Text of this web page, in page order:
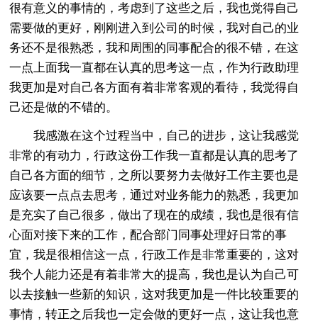
很有意义的事情的，考虑到了这些之后，我也觉得自己
需要做的更好，刚刚进入到公司的时候，我对自己的业
务还不是很熟悉，我和周围的同事配合的很不错，在这
一点上面我一直都在认真的思考这一点，作为行政助理
我更加是对自己各方面有着非常客观的看待，我觉得自
己还是做的不错的。
我感激在这个过程当中，自己的进步，这让我感觉
非常的有动力，行政这份工作我一直都是认真的思考了
自己各方面的细节，之所以要努力去做好工作主要也是
应该要一点点去思考，通过对业务能力的熟悉，我更加
是充实了自己很多，做出了现在的成绩，我也是很有信
心面对接下来的工作，配合部门同事处理好日常的事
宜，我是很相信这一点，行政工作是非常重要的，这对
我个人能力还是有着非常大的提高，我也是认为自己可
以去接触一些新的知识，这对我更加是一件比较重要的
事情，转正之后我也一定会做的更好一点，这让我也意